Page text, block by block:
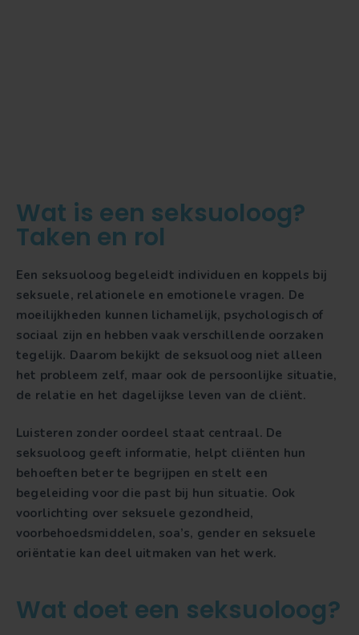
Wat is een seksuoloog?
Taken en rol
Een seksuoloog begeleidt individuen en koppels bij
seksuele, relationele en emotionele vragen. De
moeilijkheden kunnen lichamelijk, psychologisch of
sociaal zijn en hebben vaak verschillende oorzaken
tegelijk. Daarom bekijkt de seksuoloog niet alleen
het probleem zelf, maar ook de persoonlijke situatie,
de relatie en het dagelijkse leven van de cliënt.
Luisteren zonder oordeel staat centraal. De
seksuoloog geeft informatie, helpt cliënten hun
behoeften beter te begrijpen en stelt een
begeleiding voor die past bij hun situatie. Ook
voorlichting over seksuele gezondheid,
voorbehoedsmiddelen, soa’s, gender en seksuele
oriëntatie kan deel uitmaken van het werk.
Wat doet een seksuoloog?